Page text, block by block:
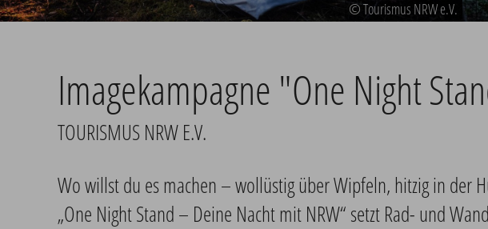
© Tourismus NRW e.V.
Imagekampagne "One Night
TOURISMUS NRW E.V.
Wo willst du es machen – wollüstig über Wipfeln, hitzig in der
„One Night Stand – Deine Nacht mit NRW“ setzt Rad- und